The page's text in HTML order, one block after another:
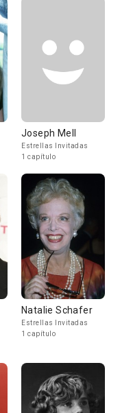
Joseph Mell
Estrellas Invitadas
1 capítulo
Natalie Schafer
Estrellas Invitadas
1 capítulo